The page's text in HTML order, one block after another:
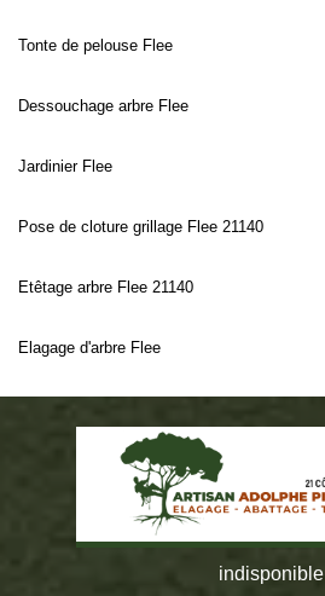
Tonte de pelouse Flee
Dessouchage arbre Flee
Jardinier Flee
Pose de cloture grillage Flee 21140
Etêtage arbre Flee 21140
Elagage d'arbre Flee
indisponible